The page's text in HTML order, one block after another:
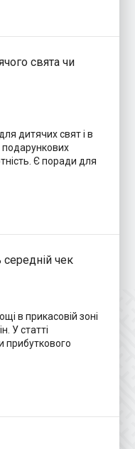
свята чи
дитячих свят і в
подарункових
Є поради для
чек
в прикасовій зоні
У статті
прибуткового